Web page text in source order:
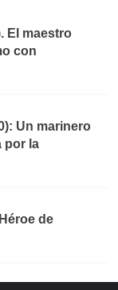
El maestro
con
Un marinero
por la
de